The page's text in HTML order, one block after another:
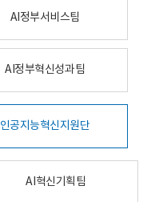
AI정부서비스팀
AI정부혁신성과팀
인공지능혁신지원단
AI혁신기획팀